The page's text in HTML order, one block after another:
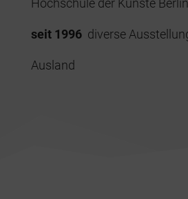
Hochschule der Künste Berlin
seit 1996 diverse
Ausland